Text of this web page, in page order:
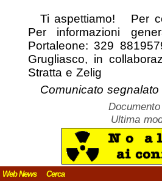
Ti aspettiamo! Per
Per informazioni
Portaleone: 329
Grugliasco, in
Stratta e Zelig
Comunicato
Ultima
Web News Cerca